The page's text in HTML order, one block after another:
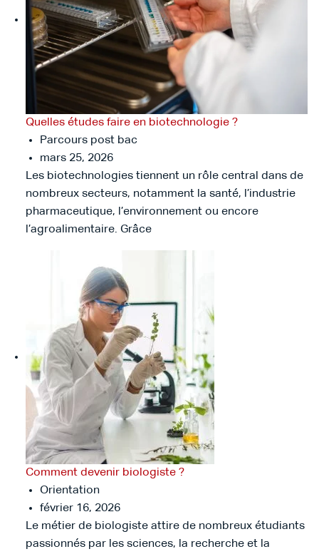
Quelles études faire en biotechnologie ?
Parcours post bac
mars 25, 2026
Les biotechnologies tiennent un rôle central dans de
nombreux secteurs, notamment la santé, l’industrie
pharmaceutique, l’environnement ou encore
l’agroalimentaire. Grâce
Comment devenir biologiste ?
Orientation
février 16, 2026
Le métier de biologiste attire de nombreux étudiants
passionnés par les sciences, la recherche et la